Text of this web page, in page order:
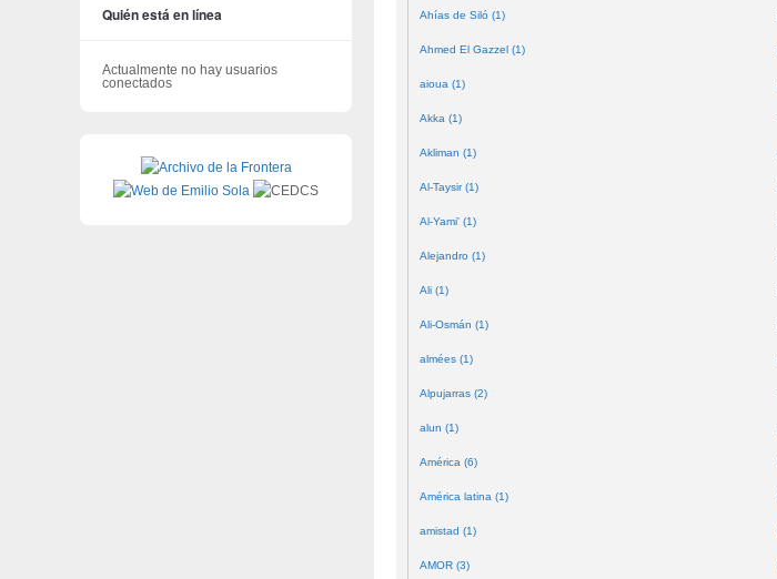
Ahías de Siló (1)
Ahmed El Gazzel (1)
aioua (1)
Akka (1)
Akliman (1)
Al-Taysir (1)
Al-Yami' (1)
Alejandro (1)
Ali (1)
Ali-Osmán (1)
almées (1)
Alpujarras (2)
alun (1)
América (6)
América latina (1)
amistad (1)
AMOR (3)
Quién está en línea
Actualmente no hay usuarios
conectados